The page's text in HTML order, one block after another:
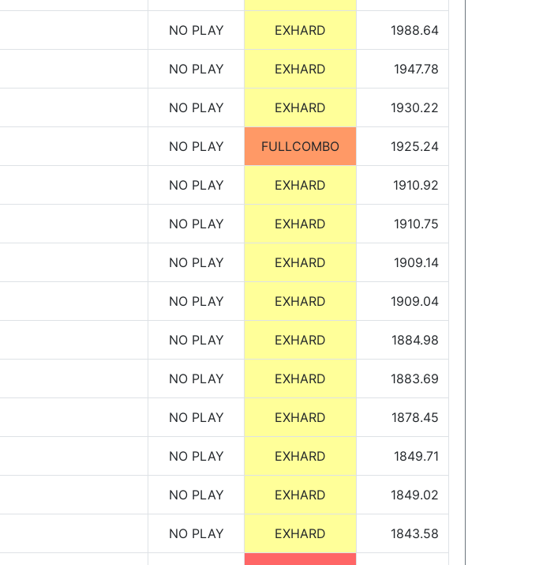
NO PLAY EXHARD 1988.64
NO PLAY EXHARD 1947.78
NO PLAY EXHARD 1930.22
NO PLAY FULLCOMBO 1925.24
NO PLAY EXHARD 1910.92
NO PLAY EXHARD 1910.75
NO PLAY EXHARD 1909.14
NO PLAY EXHARD 1909.04
NO PLAY EXHARD 1884.98
NO PLAY EXHARD 1883.69
NO PLAY EXHARD 1878.45
NO PLAY EXHARD 1849.71
NO PLAY EXHARD 1849.02
NO PLAY EXHARD 1843.58